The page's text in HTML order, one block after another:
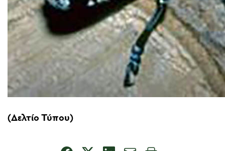
(Δελτίο Τύπου)